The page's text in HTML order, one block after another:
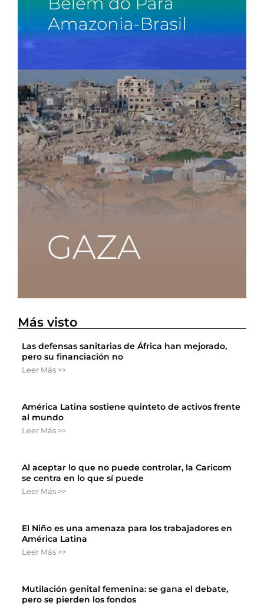
Más visto
Las defensas sanitarias de África han mejorado,
pero su financiación no
Leer Más >>
América Latina sostiene quinteto de activos frente
al mundo
Leer Más >>
Al aceptar lo que no puede controlar, la Caricom
se centra en lo que sí puede
Leer Más >>
El Niño es una amenaza para los trabajadores en
América Latina
Leer Más >>
Mutilación genital femenina: se gana el debate,
pero se pierden los fondos